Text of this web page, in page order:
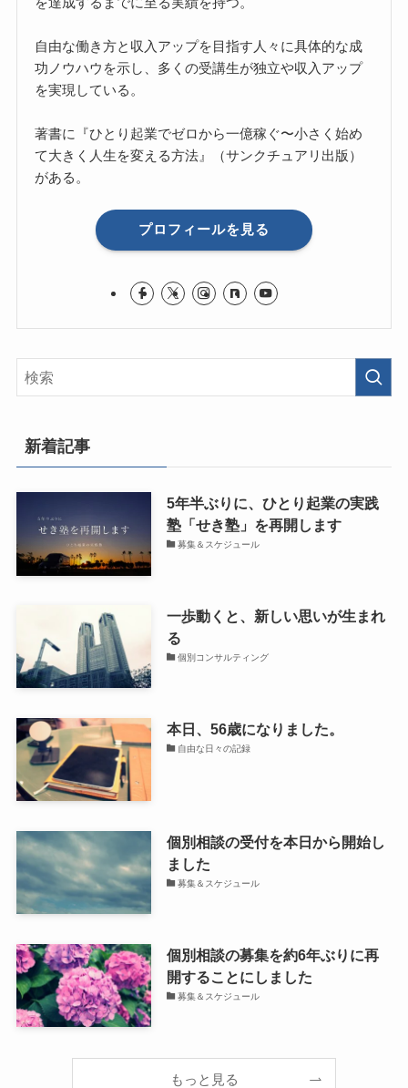
自由な働き方と収入アップを目指す人々に具体的な成
功ノウハウを示し、多くの受講生が独立や収入アップ
を実現している。
著書に『ひとり起業でゼロから一億稼ぐ〜小さく始め
て大きく人生を変える方法』（サンクチュアリ出版）
がある。
プロフィールを見る
新着記事
5年半ぶりに、ひとり起業の実践
塾「せき塾」を再開します
募集＆スケジュール
一歩動くと、新しい思いが生まれ
る
個別コンサルティング
本日、56歳になりました。
自由な日々の記録
個別相談の受付を本日から開始し
ました
募集＆スケジュール
個別相談の募集を約6年ぶりに再
開することにしました
募集＆スケジュール
もっと見る